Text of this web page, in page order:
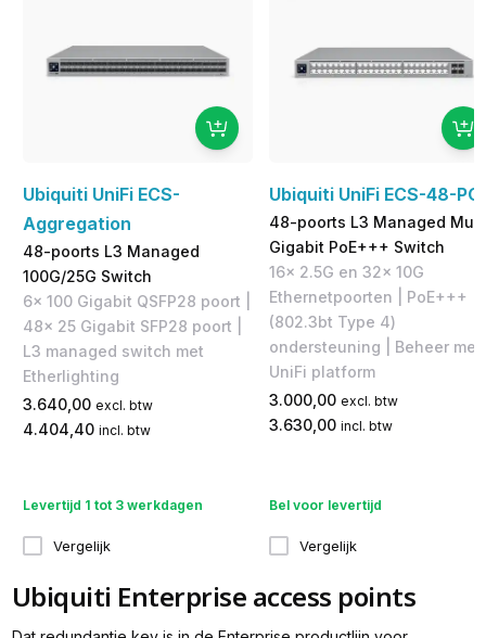
Ubiquiti UniFi ECS-
Aggregation
48-poorts L3 Managed
100G/25G Switch
6x 100 Gigabit QSFP28 poort |
48x 25 Gigabit SFP28 poort |
L3 managed switch met
Etherlighting
3.640,00 excl. btw
4.404,40 incl. btw
Levertijd 1 tot 3 werkdagen
Vergelijk
Ubiquiti UniFi ECS-48-
48-poorts L3 Managed
Gigabit PoE+++ Switch
16x 2.5G en 32x 10G
Ethernetpoorten | PoE+++
(802.3bt Type 4)
ondersteuning | Beheer met
UniFi platform
3.000,00 excl. btw
3.630,00 incl. btw
Bel voor levertijd
Vergelijk
Ubiquiti Enterprise access points